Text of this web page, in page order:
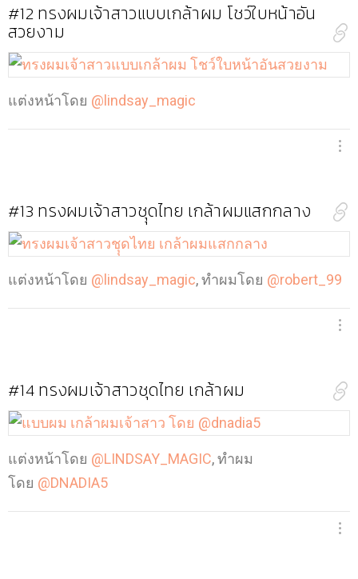
#12ทรงผมเจ้าสาวแบบเกล้าผม โชว์ใบหน้าอัน
สวยงาม
แต่งหน้าโดย @lindsay_magic
#13 ทรงผมเจ้าสาวชุุดไทย เกล้าผมแสกกลาง
แต่งหน้าโดย @lindsay_magic, ทำผมโดย @robert_99
#14ทรงผมเจ้าสาวชุดไทย เกล้าผม
แต่งหน้าโดย @LINDSAY_MAGIC, ทำผม
โดย @DNADIA5